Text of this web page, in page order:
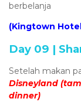
berbelanja
(Kingtown
Day 09 |
Setelah makan
Disneyland
dinner)